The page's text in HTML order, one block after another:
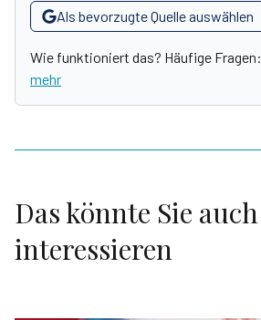
Als bevorzugte Quelle auswählen
Wie funktioniert das? Häufige Fragen:
mehr
Das könnte Sie auch
interessieren